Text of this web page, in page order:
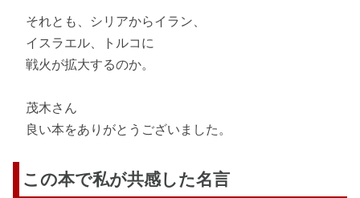
それとも、シリアからイラン、
イスラエル、トルコに
戦火が拡大するのか。
茂木さん
良い本をありがとうございました。
この本で私が共感した名言